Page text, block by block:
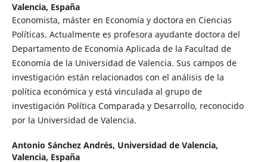
Valencia, España
Economista, máster en Economía y doctora en Ciencias
Políticas. Actualmente es profesora ayudante doctora del
Departamento de Economía Aplicada de la Facultad de
Economía de la Universidad de Valencia. Sus campos de
investigación están relacionados con el análisis de la
política económica y está vinculada al grupo de
investigación Política Comparada y Desarrollo, reconocido
por la Universidad de Valencia.
Antonio Sánchez Andrés, Universidad de Valencia,
Valencia, España